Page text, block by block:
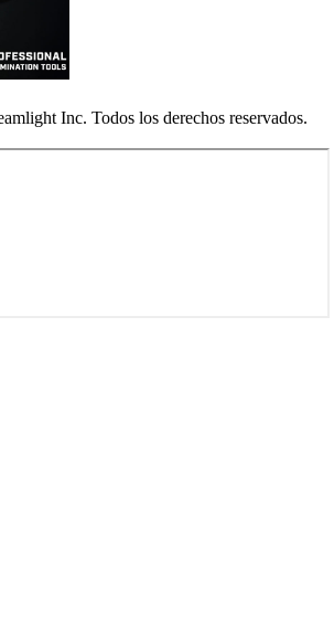
Inc. Todos los derechos reservados.